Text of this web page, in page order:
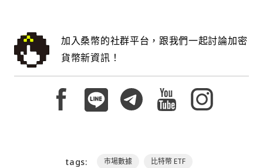
加入桑幣的社群平台，跟我們一起討論加密
貨幣新資訊！
tags: 市場數據 比特幣 ETF